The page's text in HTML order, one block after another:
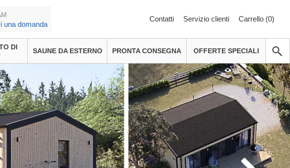
una domanda
Contatti Servizio clienti Carrello (0)
DI
SAUNE DA ESTERNO PRONTA CONSEGNA OFFERTE SPECIALI